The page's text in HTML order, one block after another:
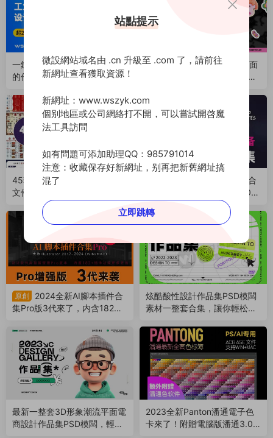
一鍵解鎖工業科技美學，讓你
的作品身價貴10倍！附PSD源
Nice！最新創意酸性風格平面
設計作品集PSD模闆源文件來
0）
45套美食燒烤撸串菜單PSD源
文件模闆合集，可輕松修改替
換（240421）
高級又好看的數字價格字體合
集，設計師工作必備（23101
原創
2024全新AI腳本插件合
集Pro版3代來了，内含182款
（231016）
薦
炫酷酸性設計作品集PSD模闆
素材一整套合集，讓你輕松修
最新一整套3D形象潮流平面電
商設計作品集PSD模闆，輕松
2023全新Panton潘通電子色
卡來了！附贈電腦版潘通3.0
站點提示
微設網站域名由 .cn 升級至 .com 了，請前往
新網址查看獲取資源！
新網址：www.wszyk.com
個别地區或公司網絡打不開，可以嘗試開啓魔
法工具訪問
如有問題可添加助理QQ：985791014
注意：收藏保存好新網址，别再把新舊網址搞
混了
立即跳轉